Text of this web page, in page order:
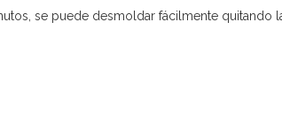
se puede desmoldar fácilmente quitando